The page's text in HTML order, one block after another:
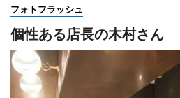
フォトフラッシュ
個性ある店長の木村さん